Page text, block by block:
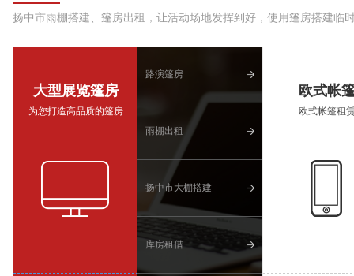
扬中市雨棚搭建、篷房出租，让活动场地发挥到好，使用篷房搭建临
大型展览篷房
为您打造高品质的篷房
路演篷房
雨棚出租
扬中市大棚搭建
库房租借
欧式帐
欧式帐篷租